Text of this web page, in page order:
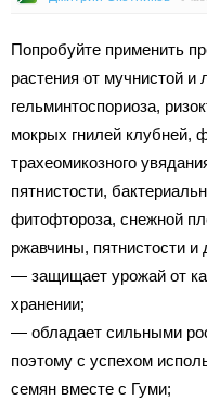
Попробуйте применить
растения от мучнистой
гельминтоспориоза,
мокрых гнилей клубней,
трахеомикозного
пятнистости,
фитофтороза, снежной
ржавчины, пятнистости и
— защищает урожай от
хранении;
— обладает сильными
поэтому с успехом
семян вместе с Гуми;